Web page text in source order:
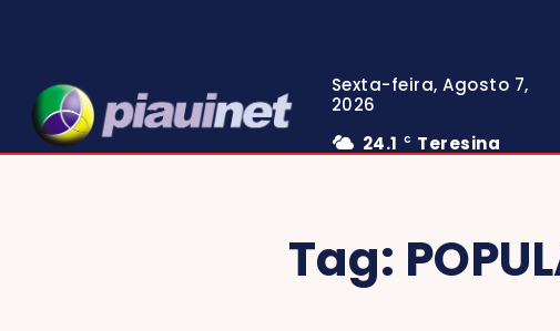
Sexta-feira, Agosto 7,
2026
24.1
C Teresina
Tag: